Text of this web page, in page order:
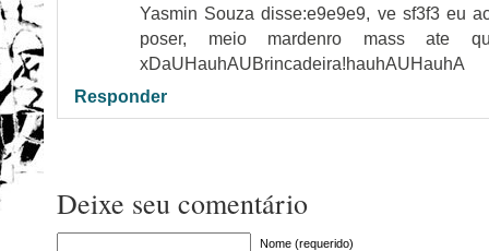
Yasmin Souza disse:e9e9e9, ve sf3f3 eu
poser, meio mardenro mass ate
xDaUHauhAUBrincadeira!hauhAUHauhA
Responder
Deixe seu comentário
Nome (requerido)